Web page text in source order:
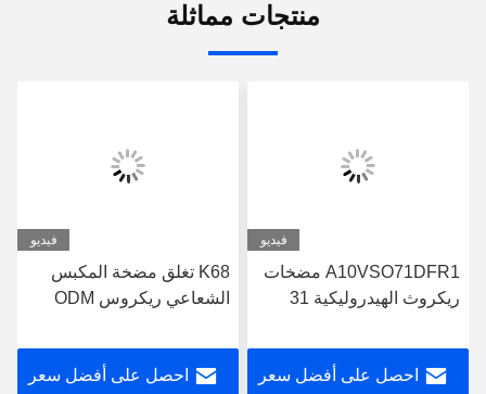
منتجات مماثلة
فيديو
A10VSO71DFR1 مضخات
ريكروث الهيدروليكية 31
البستن
احصل على أفضل سعر
فيديو
K68 تغلق مضخة المكبس
الشعاعي ريكروس ODM
VPA42K01
احصل على أفضل سعر